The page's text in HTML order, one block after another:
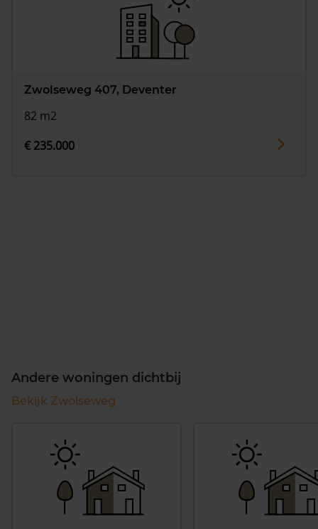
Zwolseweg 407, Deventer
82 m2
€ 235.000
Andere woningen dichtbij
Bekijk Zwolseweg